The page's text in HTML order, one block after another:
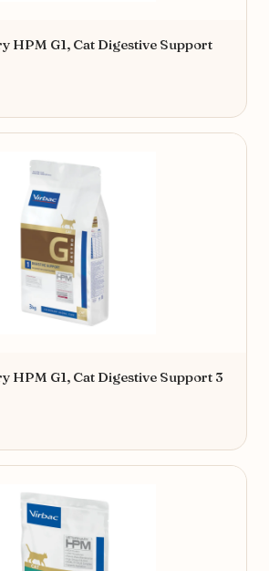
HPM G1, Cat Digestive Support
HPM G1, Cat Digestive Support 3